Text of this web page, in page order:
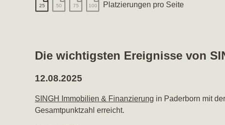
25 50 75 100 Platzierungen pro Seite
Die wichtigsten Ereignisse von
12.08.2025
SINGH Immobilien & Finanzierung in Paderborn mit
Gesamtpunktzahl erreicht.